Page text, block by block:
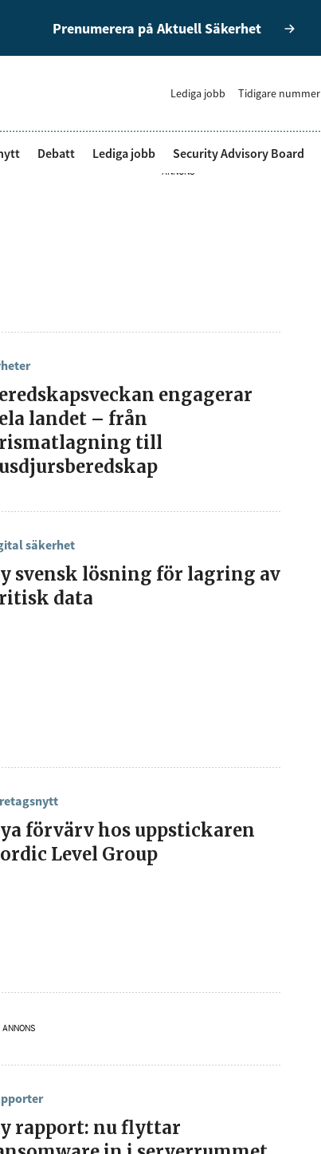
Prenumerera på Aktuell Säkerhet
Lediga jobb Tidigare nummer
Debatt Lediga jobb Security Advisory Board
ANNONS
engagerar
landet – från
till
säkerhet
svensk lösning för lagring av
data
förvärv hos uppstickaren
Level Group
ANNONS
rapport: nu flyttar
nyhetsbrev!